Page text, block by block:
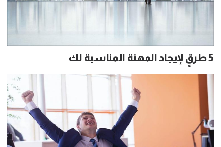
5 طرقٍ لإيجاد المهنة المناسبة لك